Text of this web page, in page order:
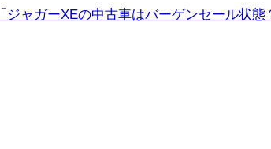
「ジャガーXEの中古車はバーゲンセール状